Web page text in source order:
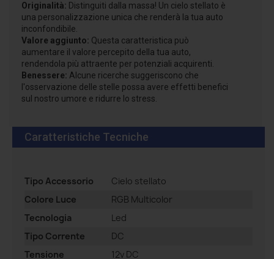
Originalità: Distinguiti dalla massa! Un cielo stellato è
una personalizzazione unica che renderà la tua auto
inconfondibile.
Valore aggiunto: Questa caratteristica può
aumentare il valore percepito della tua auto,
rendendola più attraente per potenziali acquirenti.
Benessere: Alcune ricerche suggeriscono che
l'osservazione delle stelle possa avere effetti benefici
sul nostro umore e ridurre lo stress.
Caratteristiche Tecniche
Tipo Accessorio
Cielo stellato
Colore Luce
RGB Multicolor
Tecnologia
Led
Tipo Corrente
DC
Tensione
12v DC